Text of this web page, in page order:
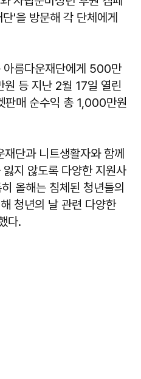
'을 방문해 각 단체에게
아름다운재단에게 500만
등 지난 2월 17일 열린
판매 순수익 총 1,000만원
단과 니트생활자와 함께
지 않도록 다양한 지원사
올해는 침체된 청년들의
청년의 날 관련 다양한
다.